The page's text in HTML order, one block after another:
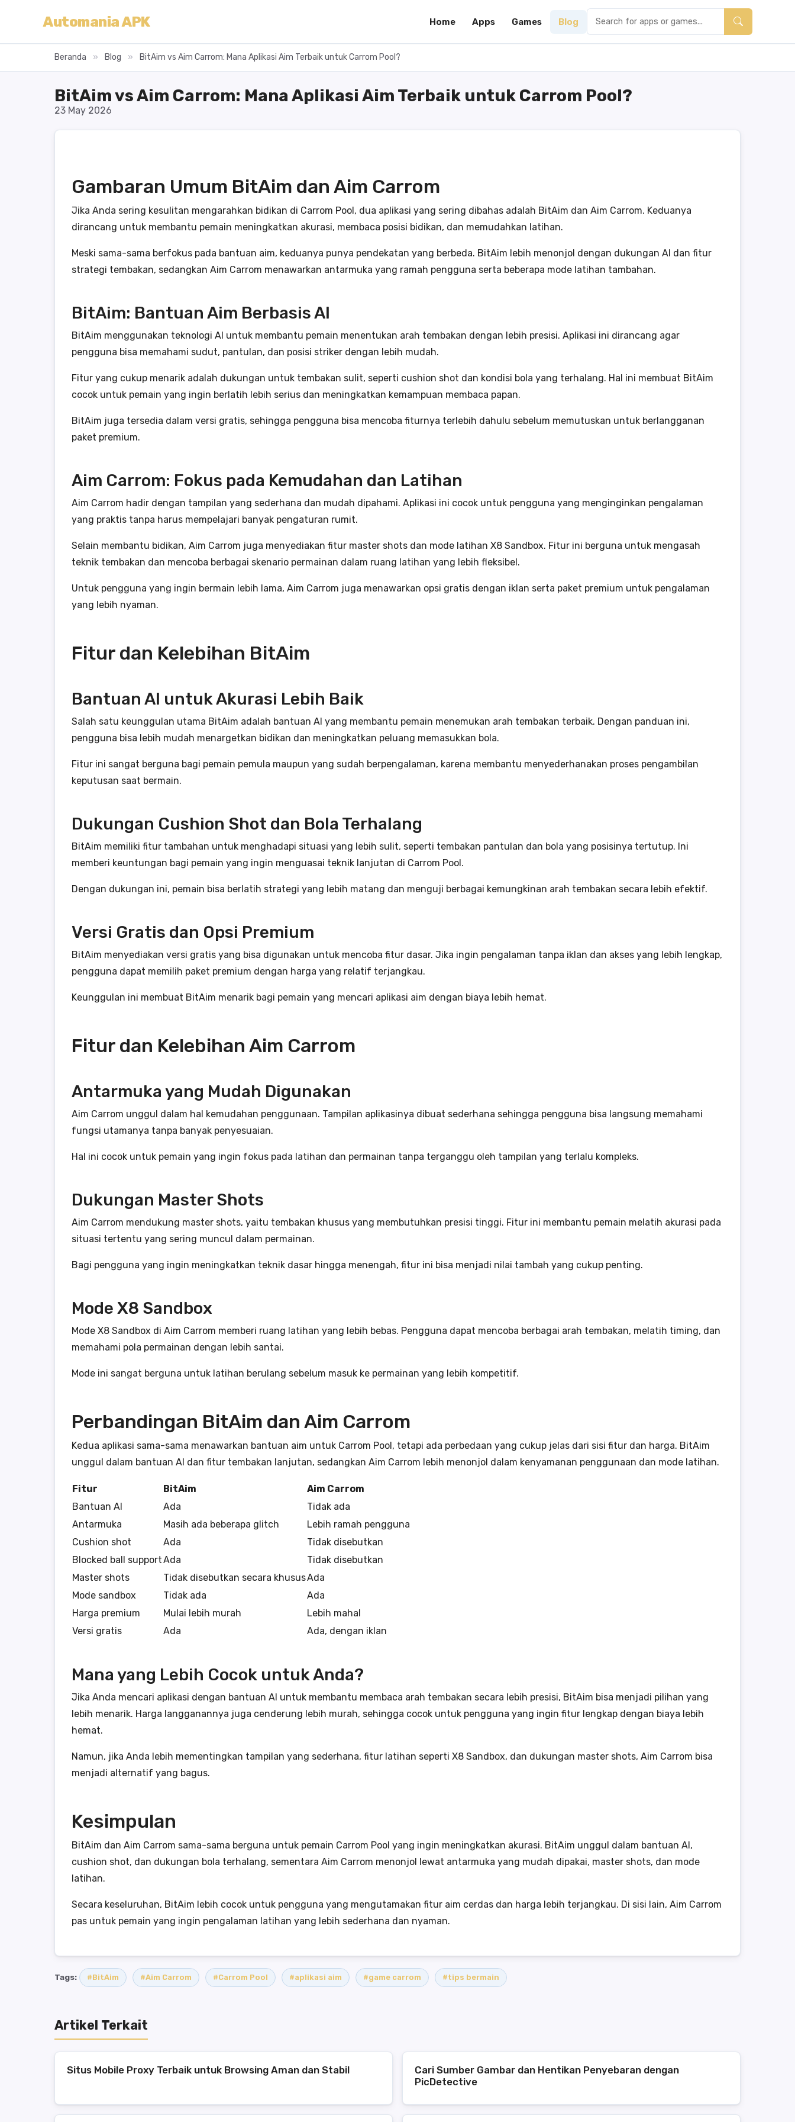
Automania APK Home Apps Games Blog
Beranda » Blog » BitAim vs Aim Carrom: Mana Aplikasi Aim Terbaik untuk Carrom Pool?
BitAim vs Aim Carrom: Mana Aplikasi Aim Terbaik untuk Carrom Pool?
23 May 2026
Gambaran Umum BitAim dan Aim Carrom
Jika Anda sering kesulitan mengarahkan bidikan di Carrom Pool, dua aplikasi yang sering dibahas adalah BitAim dan Aim Carrom. Keduanya
dirancang untuk membantu pemain meningkatkan akurasi, membaca posisi bidikan, dan memudahkan latihan.
Meski sama-sama berfokus pada bantuan aim, keduanya punya pendekatan yang berbeda. BitAim lebih menonjol dengan dukungan AI dan fitur
strategi tembakan, sedangkan Aim Carrom menawarkan antarmuka yang ramah pengguna serta beberapa mode latihan tambahan.
BitAim: Bantuan Aim Berbasis AI
BitAim menggunakan teknologi AI untuk membantu pemain menentukan arah tembakan dengan lebih presisi. Aplikasi ini dirancang agar
pengguna bisa memahami sudut, pantulan, dan posisi striker dengan lebih mudah.
Fitur yang cukup menarik adalah dukungan untuk tembakan sulit, seperti cushion shot dan kondisi bola yang terhalang. Hal ini membuat BitAim
cocok untuk pemain yang ingin berlatih lebih serius dan meningkatkan kemampuan membaca papan.
BitAim juga tersedia dalam versi gratis, sehingga pengguna bisa mencoba fiturnya terlebih dahulu sebelum memutuskan untuk berlangganan
paket premium.
Aim Carrom: Fokus pada Kemudahan dan Latihan
Aim Carrom hadir dengan tampilan yang sederhana dan mudah dipahami. Aplikasi ini cocok untuk pengguna yang menginginkan pengalaman
yang praktis tanpa harus mempelajari banyak pengaturan rumit.
Selain membantu bidikan, Aim Carrom juga menyediakan fitur master shots dan mode latihan X8 Sandbox. Fitur ini berguna untuk mengasah
teknik tembakan dan mencoba berbagai skenario permainan dalam ruang latihan yang lebih fleksibel.
Untuk pengguna yang ingin bermain lebih lama, Aim Carrom juga menawarkan opsi gratis dengan iklan serta paket premium untuk pengalaman
yang lebih nyaman.
Fitur dan Kelebihan BitAim
Bantuan AI untuk Akurasi Lebih Baik
Salah satu keunggulan utama BitAim adalah bantuan AI yang membantu pemain menemukan arah tembakan terbaik. Dengan panduan ini,
pengguna bisa lebih mudah menargetkan bidikan dan meningkatkan peluang memasukkan bola.
Fitur ini sangat berguna bagi pemain pemula maupun yang sudah berpengalaman, karena membantu menyederhanakan proses pengambilan
keputusan saat bermain.
Dukungan Cushion Shot dan Bola Terhalang
BitAim memiliki fitur tambahan untuk menghadapi situasi yang lebih sulit, seperti tembakan pantulan dan bola yang posisinya tertutup. Ini
memberi keuntungan bagi pemain yang ingin menguasai teknik lanjutan di Carrom Pool.
Dengan dukungan ini, pemain bisa berlatih strategi yang lebih matang dan menguji berbagai kemungkinan arah tembakan secara lebih efektif.
Versi Gratis dan Opsi Premium
BitAim menyediakan versi gratis yang bisa digunakan untuk mencoba fitur dasar. Jika ingin pengalaman tanpa iklan dan akses yang lebih lengkap,
pengguna dapat memilih paket premium dengan harga yang relatif terjangkau.
Keunggulan ini membuat BitAim menarik bagi pemain yang mencari aplikasi aim dengan biaya lebih hemat.
Fitur dan Kelebihan Aim Carrom
Antarmuka yang Mudah Digunakan
Aim Carrom unggul dalam hal kemudahan penggunaan. Tampilan aplikasinya dibuat sederhana sehingga pengguna bisa langsung memahami
fungsi utamanya tanpa banyak penyesuaian.
Hal ini cocok untuk pemain yang ingin fokus pada latihan dan permainan tanpa terganggu oleh tampilan yang terlalu kompleks.
Dukungan Master Shots
Aim Carrom mendukung master shots, yaitu tembakan khusus yang membutuhkan presisi tinggi. Fitur ini membantu pemain melatih akurasi pada
situasi tertentu yang sering muncul dalam permainan.
Bagi pengguna yang ingin meningkatkan teknik dasar hingga menengah, fitur ini bisa menjadi nilai tambah yang cukup penting.
Mode X8 Sandbox
Mode X8 Sandbox di Aim Carrom memberi ruang latihan yang lebih bebas. Pengguna dapat mencoba berbagai arah tembakan, melatih timing, dan
memahami pola permainan dengan lebih santai.
Mode ini sangat berguna untuk latihan berulang sebelum masuk ke permainan yang lebih kompetitif.
Perbandingan BitAim dan Aim Carrom
Kedua aplikasi sama-sama menawarkan bantuan aim untuk Carrom Pool, tetapi ada perbedaan yang cukup jelas dari sisi fitur dan harga. BitAim
unggul dalam bantuan AI dan fitur tembakan lanjutan, sedangkan Aim Carrom lebih menonjol dalam kenyamanan penggunaan dan mode latihan.
Fitur BitAim
Aim Carrom
Bantuan AI
Ada
Tidak ada
Antarmuka
Masih ada beberapa glitch
Lebih ramah pengguna
Cushion shot
Ada
Tidak disebutkan
Blocked ball supportAda
Tidak disebutkan
Master shots
Tidak disebutkan secara khususAda
Mode sandbox
Tidak ada
Ada
Harga premium
Mulai lebih murah
Lebih mahal
Versi gratis
Ada Ada, dengan iklan
Mana yang Lebih Cocok untuk Anda?
Jika Anda mencari aplikasi dengan bantuan AI untuk membantu membaca arah tembakan secara lebih presisi, BitAim bisa menjadi pilihan yang
lebih menarik. Harga langganannya juga cenderung lebih murah, sehingga cocok untuk pengguna yang ingin fitur lengkap dengan biaya lebih
hemat.
Namun, jika Anda lebih mementingkan tampilan yang sederhana, fitur latihan seperti X8 Sandbox, dan dukungan master shots, Aim Carrom bisa
menjadi alternatif yang bagus.
Kesimpulan
BitAim dan Aim Carrom sama-sama berguna untuk pemain Carrom Pool yang ingin meningkatkan akurasi. BitAim unggul dalam bantuan AI,
cushion shot, dan dukungan bola terhalang, sementara Aim Carrom menonjol lewat antarmuka yang mudah dipakai, master shots, dan mode
latihan.
Secara keseluruhan, BitAim lebih cocok untuk pengguna yang mengutamakan fitur aim cerdas dan harga lebih terjangkau. Di sisi lain, Aim Carrom
pas untuk pemain yang ingin pengalaman latihan yang lebih sederhana dan nyaman.
Tags: #BitAim #Aim Carrom #Carrom Pool #aplikasi aim #game carrom #tips bermain
Artikel Terkait
Situs Mobile Proxy Terbaik untuk Browsing Aman dan Stabil
Cari Sumber Gambar dan Hentikan Penyebaran dengan
PicDetective